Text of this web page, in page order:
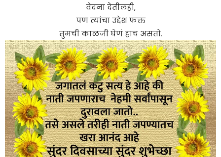
वेदना देतीलही,
पण त्यांचा उद्देश फक्त
तुमची काळजी घेणं हाच असतो.